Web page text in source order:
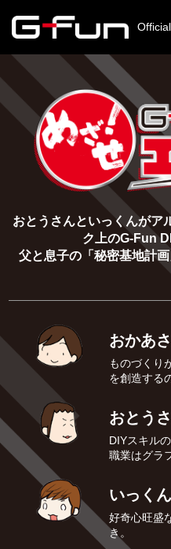
おとうさんといっくんがア
ク上のG-Fun
父と息子の「秘密基地計
おかあ
ものづくり
を創造する
おとう
DIYスキルの
職業はグラ
いっくん
好奇心旺盛
き。